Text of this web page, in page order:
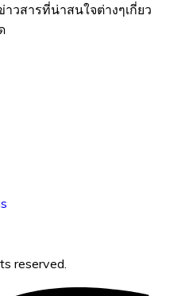
วสารที่น่าสนใจต่างๆเกี่ยว
reserved.